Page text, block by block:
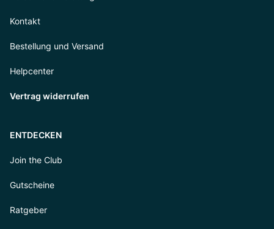
Kontakt
Bestellung und Versand
Helpcenter
Vertrag widerrufen
ENTDECKEN
Join the Club
Gutscheine
Ratgeber